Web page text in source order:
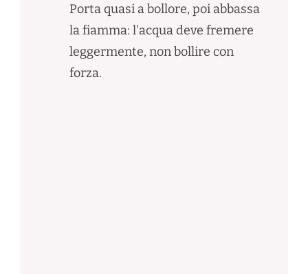
Porta quasi a bollore, poi abbassa
la fiamma: l'acqua deve fremere
leggermente, non bollire con
forza.